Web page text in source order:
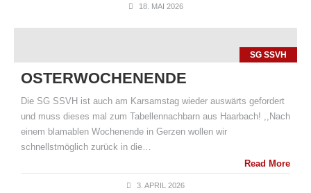
18. MAI 2026
SG SSVH
OSTERWOCHENENDE
Die SG SSVH ist auch am Karsamstag wieder auswärts gefordert
und muss dieses mal zum Tabellennachbarn aus Haarbach! ,,Nach
einem blamablen Wochenende in Gerzen wollen wir
schnellstmöglich zurück in die…
Read More
3. APRIL 2026